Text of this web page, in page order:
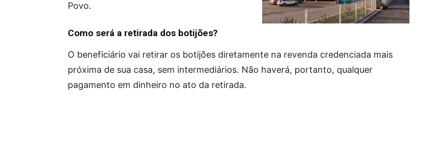
Povo.
Como será a retirada dos botijões?
O beneficiário vai retirar os botijões diretamente na revenda credenciada mais
próxima de sua casa, sem intermediários. Não haverá, portanto, qualquer
pagamento em dinheiro no ato da retirada.